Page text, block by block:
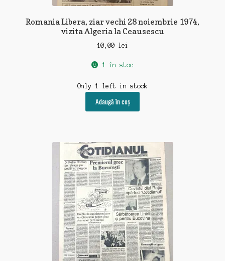
Romania Libera, ziar vechi 28 noiembrie 1974,
vizita Algeria la Ceausescu
10,00 lei
1 în stoc
Only 1 left in stock
Adaugă în coș